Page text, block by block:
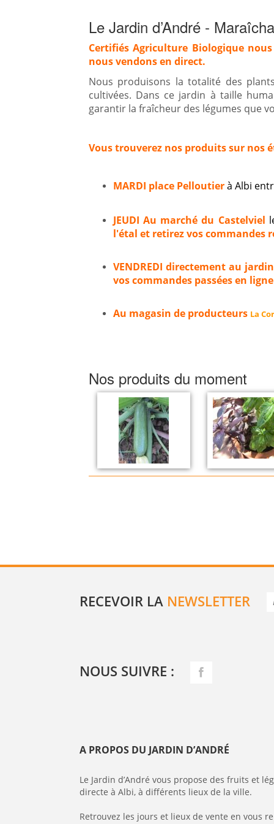
Le Jardin d’André -
Certifiés Agriculture Biologique
nous vendons en direct.
Nous produisons la totalité des
cultivées. Dans ce jardin à taille
garantir la fraîcheur des légumes que
Vous trouverez nos produits sur nos
MARDI place Pelloutierà Albi
JEUDI Au marché du Castelviel
l'étal et retirez vos commandes
VENDREDI directement au
vos commandes passées en ligne
Au magasin de producteurs La
Nos produits du moment
RECEVOIR LA NEWSLETTER
NOUS SUIVRE :
A PROPOS DU JARDIN D’ANDRÉ
Le Jardin d’André vous propose des fruits et
directe à Albi, à différents lieux de la ville.
Retrouvez les jours et lieux de vente en vous